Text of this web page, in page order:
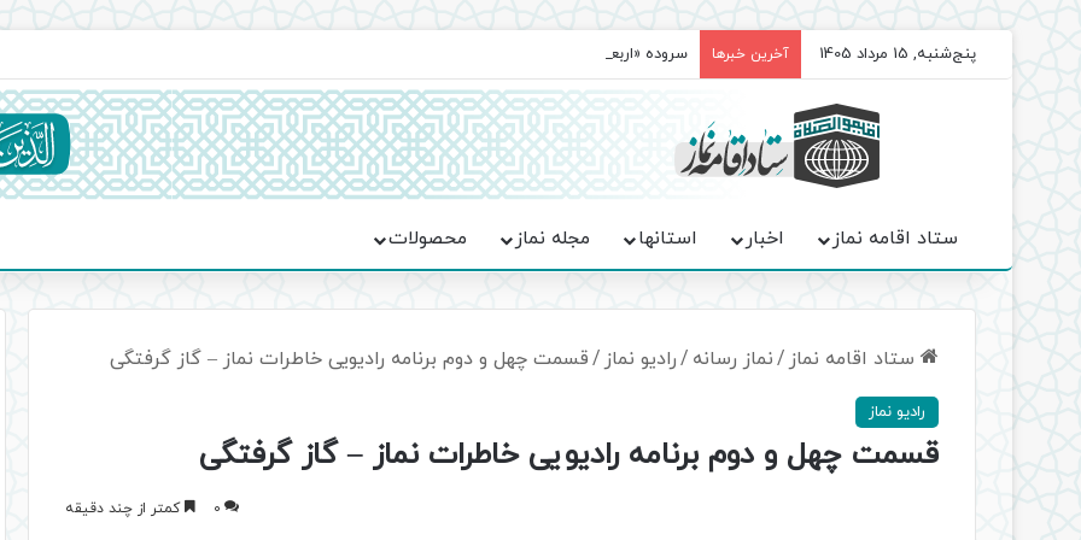
پنج‌شنبه, 15 مرداد 1405 آخرین خبرها سروده‌ «اربعین»؛ روایت حماسه، استقامت و تمدن‌سازی امت اسلامی
ستاد اقامه نماز اخبار استانها مجله نماز محصولات
ستاد اقامه نماز /نماز رسانه /رادیو نماز /قسمت چهل و دوم برنامه رادیویی خاطرات نماز – گاز گرفتگی
رادیو نماز
قسمت چهل و دوم برنامه رادیویی خاطرات نماز – گاز گرفتگی
0 کمتر از چند دقیقه